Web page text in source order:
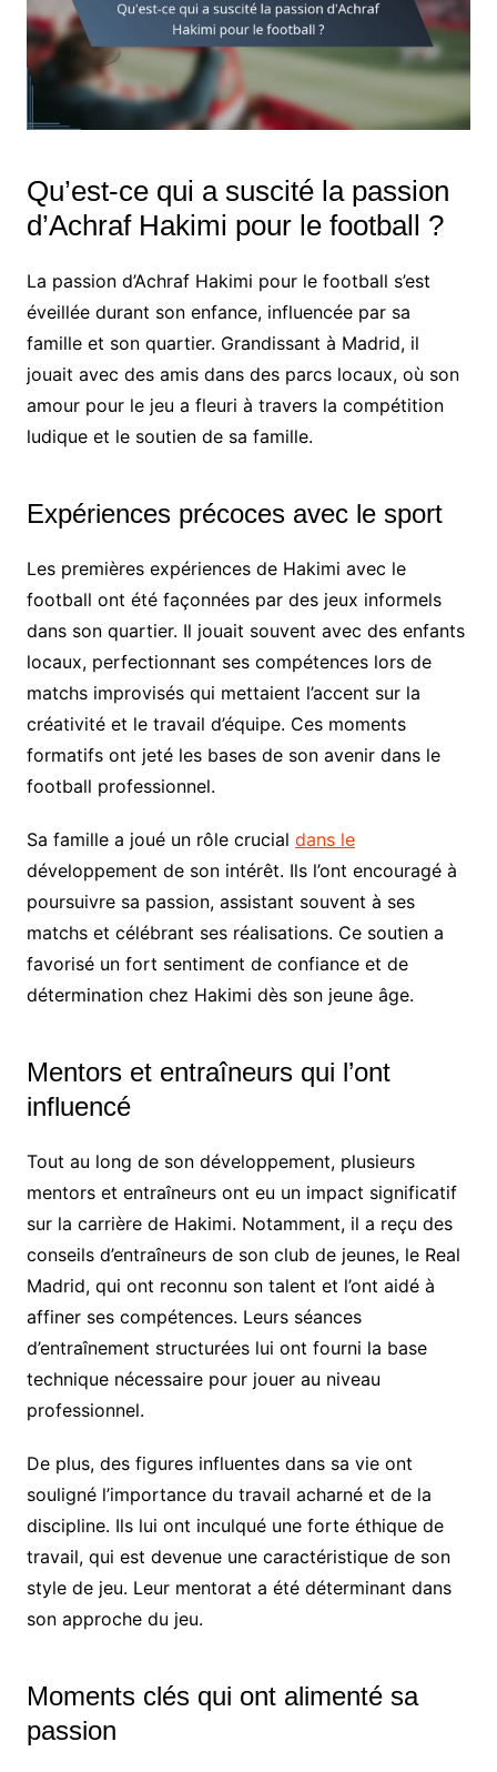
Qu’est-ce qui a suscité la passion
d’Achraf Hakimi pour le football ?
La passion d’Achraf Hakimi pour le football s’est
éveillée durant son enfance, influencée par sa
famille et son quartier. Grandissant à Madrid, il
jouait avec des amis dans des parcs locaux, où son
amour pour le jeu a fleuri à travers la compétition
ludique et le soutien de sa famille.
Expériences précoces avec le sport
Les premières expériences de Hakimi avec le
football ont été façonnées par des jeux informels
dans son quartier. Il jouait souvent avec des enfants
locaux, perfectionnant ses compétences lors de
matchs improvisés qui mettaient l’accent sur la
créativité et le travail d’équipe. Ces moments
formatifs ont jeté les bases de son avenir dans le
football professionnel.
Sa famille a joué un rôle crucial dans le
développement de son intérêt. Ils l’ont encouragé à
poursuivre sa passion, assistant souvent à ses
matchs et célébrant ses réalisations. Ce soutien a
favorisé un fort sentiment de confiance et de
détermination chez Hakimi dès son jeune âge.
Mentors et entraîneurs qui l’ont
influencé
Tout au long de son développement, plusieurs
mentors et entraîneurs ont eu un impact significatif
sur la carrière de Hakimi. Notamment, il a reçu des
conseils d’entraîneurs de son club de jeunes, le Real
Madrid, qui ont reconnu son talent et l’ont aidé à
affiner ses compétences. Leurs séances
d’entraînement structurées lui ont fourni la base
technique nécessaire pour jouer au niveau
professionnel.
De plus, des figures influentes dans sa vie ont
souligné l’importance du travail acharné et de la
discipline. Ils lui ont inculqué une forte éthique de
travail, qui est devenue une caractéristique de son
style de jeu. Leur mentorat a été déterminant dans
son approche du jeu.
Moments clés qui ont alimenté sa
passion